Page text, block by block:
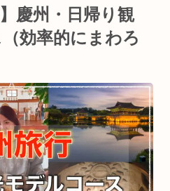
慶州・日帰り観
効率的にまわろ